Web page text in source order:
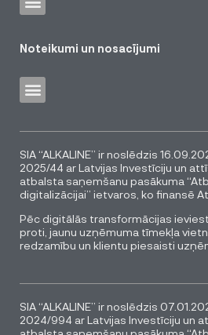
Noteikumi un nosacījumi
SIA “ALKALINE” ir noslēdzis
2025/44 ar Latvijas Investīciju un
atbalsta saņemšanu pasākuma
digitalizācijai” ietvaros, ko finansē
Pēc digitālās transformācijas
proti, jaunu uzņēmuma tīmekļa
redzamību un klientu piesaisti
SIA “ALKALINE” ir noslēdzis
2024/994 ar Latvijas Investīciju un